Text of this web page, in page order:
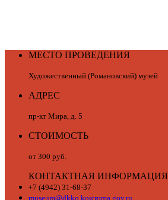
МЕСТО ПРОВЕДЕНИЯ
Художественный (Романовский) музей
АДРЕС
пр-кт Мира, д. 5
СТОИМОСТЬ
от 300 руб.
КОНТАКТНАЯ ИНФОРМАЦИЯ
+7 (4942) 31-68-37
museum@dkko.kostroma.gov.ru